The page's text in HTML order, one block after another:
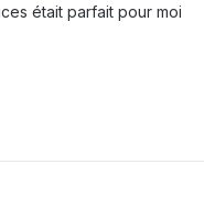
était parfait pour moi